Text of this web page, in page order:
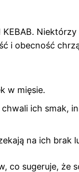
i obecność
w mięsie.
ich smak,
na ich brak
co sugeruje, że